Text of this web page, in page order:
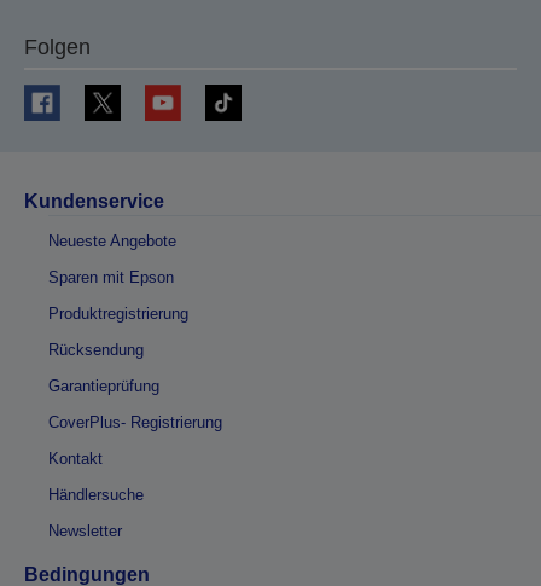
Folgen
Kundenservice
Neueste Angebote
Sparen mit Epson
Produktregistrierung
Rücksendung
Garantieprüfung
CoverPlus- Registrierung
Kontakt
Händlersuche
Newsletter
Bedingungen